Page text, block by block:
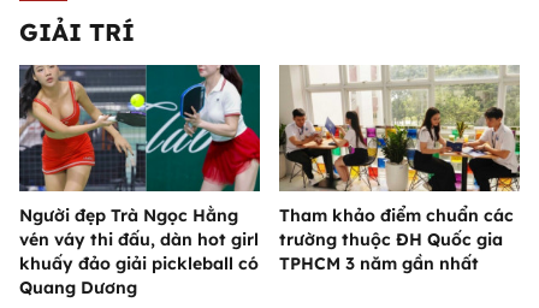
GIẢI TRÍ
Người đẹp Trà Ngọc Hằng
vén váy thi đấu, dàn hot girl
khuấy đảo giải pickleball có
Quang Dương
Tham khảo điểm chuẩn các
trường thuộc ĐH Quốc gia
TPHCM 3 năm gần nhất